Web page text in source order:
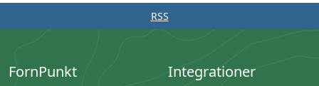
RSS
FornPunkt Integrationer